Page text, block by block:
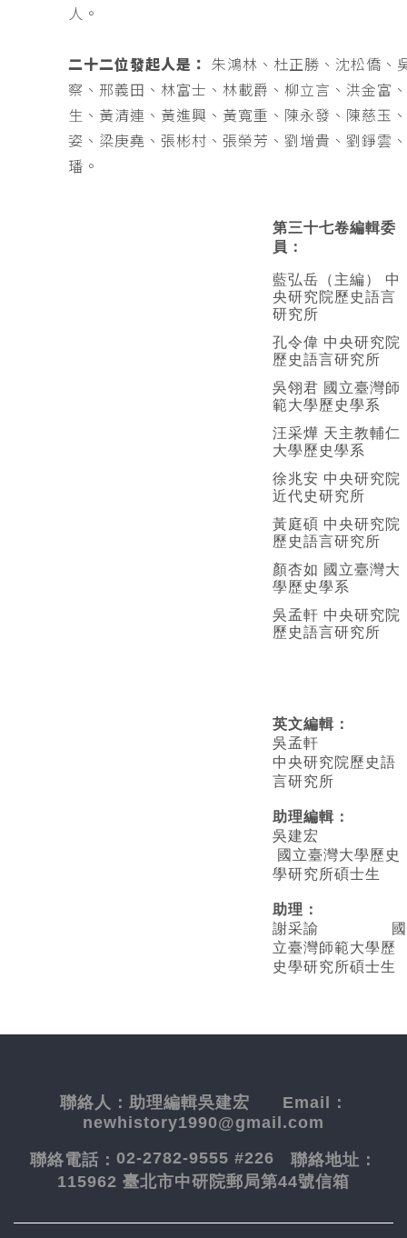
人。
二十二位發起人是：
朱鴻林、杜正勝、沈松僑、
察、邢義田、林富士、林載爵、柳立言、洪金富
生、黃清連、黃進興、黃寬重、陳永發、陳慈玉
姿、梁庚堯、張彬村、張榮芳、劉增貴、劉錚雲
璠。
第三十七卷編輯委
員：
藍弘岳（主編） 中
央研究院歷史語言
研究所
孔令偉 中央研究院
歷史語言研究所
吳翎君 國立臺灣師
範大學歷史學系
汪采燁 天主教輔仁
大學歷史學系
徐兆安 中央研究院
近代史研究所
黃庭碩 中央研究院
歷史語言研究所
顏杏如 國立臺灣大
學歷史學系
吳孟軒 中央研究院
歷史語言研究所
英文編輯 ：
吳孟軒
中央研究院歷史語
言研究所
助理編輯：
吳建宏
國立臺灣大學歷史
學研究所碩士生
助理：
謝采諭
國
立臺灣師範大學歷
史學研究所碩士生
聯絡人： 助理編輯吳建宏 Email：
newhistory1990@gmail.com
聯絡電話： 02-2782-9555 #226 聯絡地址：
115962 臺北市中研院郵局第44號信箱